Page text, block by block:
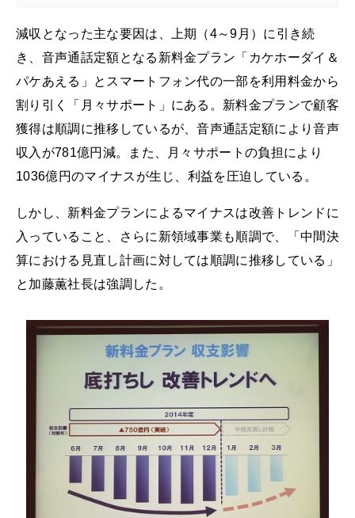
減収となった主な要因は、上期（4～9月）に引き続
き、音声通話定額となる新料金プラン「カケホーダイ＆
パケあえる」とスマートフォン代の一部を利用料金から
割り引く「月々サポート」にある。新料金プランで顧客
獲得は順調に推移しているが、音声通話定額により音声
収入が781億円減。また、月々サポートの負担により
1036億円のマイナスが生じ、利益を圧迫している。
しかし、新料金プランによるマイナスは改善トレンドに
入っていること、さらに新領域事業も順調で、「中間決
算における見直し計画に対しては順調に推移している」
と加藤薫社長は強調した。